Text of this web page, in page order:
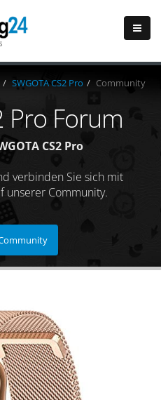
SWGOTA CS2 Pro Community
Pro Forum
CS2 Pro
verbinden Sie sich mit
unserer Community.